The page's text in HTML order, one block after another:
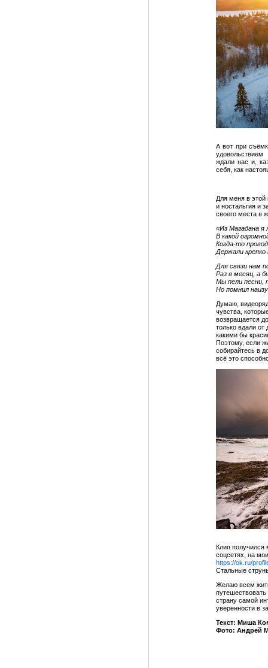
А вот при
ждали нас и,
себя, как
Для меня в этой
и ностальгия и
своего места в
«Из Магадана я
В какой
Когда-то
Держали крепко
Для связи нам
Раз в месяц, а
Мы пели песни,
Но помнил
Думаю,
чувства,
возвращается
только вдали от
какими бы
Поэтому, если
собирайтесь в
всё это
Клип получился
соцсетях, на
https://ok.ru/
Стальные
Желаю всем
страну самой
уверенности в
Текст: Миша
Фото: Андрей